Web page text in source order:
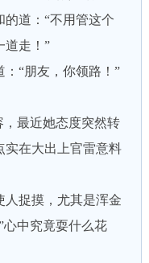
道：“不用管这个
道走！”
“朋友，你领路！”
最近她态度突然转
实在大出上官雷意料
捉摸，尤其是浑金
心中究竟耍什么花